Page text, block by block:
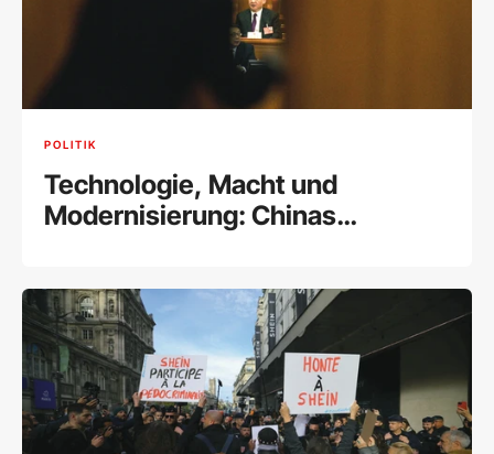
POLITIK
Technologie, Macht und
Modernisierung: Chinas